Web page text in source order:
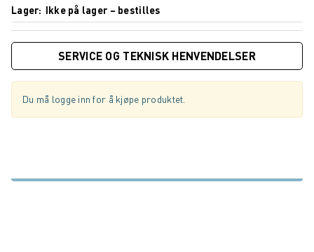
Lager
Ikke på lager – bestilles
SERVICE OG TEKNISK HENVENDELSER
Du må logge inn for å kjøpe produktet.